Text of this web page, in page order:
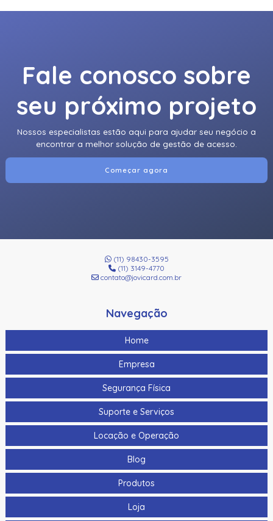
Fale conosco sobre
seu próximo projeto
Nossos especialistas estão aqui para ajudar seu negócio a
encontrar a melhor solução de gestão de acesso.
Começar agora
(11) 98430-3595
(11) 3149-4770
contato@jovicard.com.br
Navegação
Home
Empresa
Segurança Física
Suporte e Serviços
Locação e Operação
Blog
Produtos
Loja